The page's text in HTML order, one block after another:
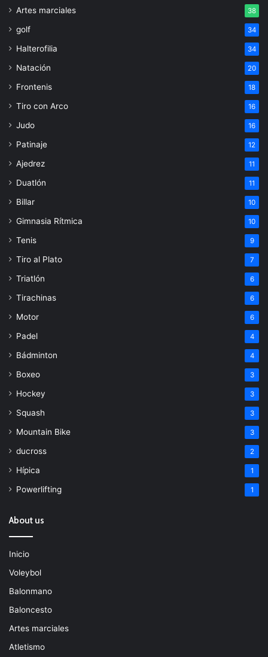
Artes marciales 38
golf 34
Halterofilia 34
Natación 20
Frontenis 18
Tiro con Arco 16
Judo 16
Patinaje 12
Ajedrez 11
Duatlón 11
Billar 10
Gimnasia Rítmica 10
Tenis 9
Tiro al Plato 7
Triatlón 6
Tirachinas 6
Motor 6
Padel 4
Bádminton 4
Boxeo 3
Hockey 3
Squash 3
Mountain Bike 3
ducross 2
Hípica 1
Powerlifting 1
About us
Inicio
Voleybol
Balonmano
Baloncesto
Artes marciales
Atletismo